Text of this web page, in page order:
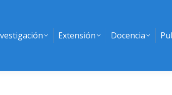
Extensión Docencia